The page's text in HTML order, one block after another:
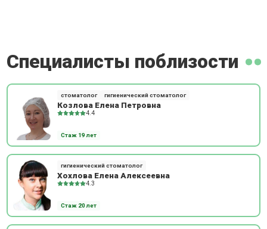
Специалисты поблизости
стоматолог гигиенический стоматолог
Козлова Елена Петровна
4.4
Стаж 19 лет
гигиенический стоматолог
Хохлова Елена Алексеевна
4.3
Стаж 20 лет